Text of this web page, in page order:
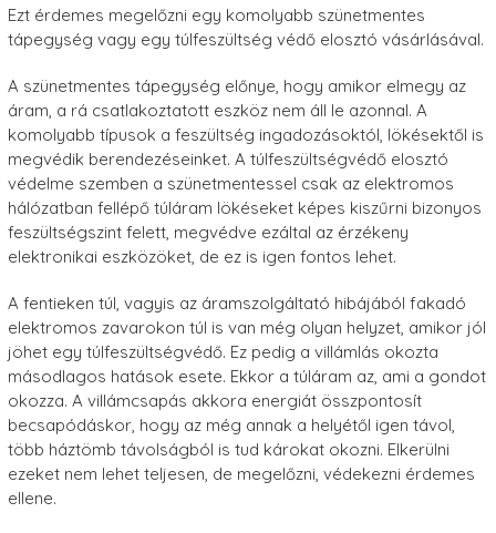
Ezt érdemes megelőzni egy komolyabb szünetmentes
tápegység vagy egy túlfeszültség védő elosztó vásárlásával.
A szünetmentes tápegység előnye, hogy amikor elmegy az
áram, a rá csatlakoztatott eszköz nem áll le azonnal. A
komolyabb típusok a feszültség ingadozásoktól, lökésektől is
megvédik berendezéseinket. A túlfeszültségvédő elosztó
védelme szemben a szünetmentessel csak az elektromos
hálózatban fellépő túláram lökéseket képes kiszűrni bizonyos
feszültségszint felett, megvédve ezáltal az érzékeny
elektronikai eszközöket, de ez is igen fontos lehet.
A fentieken túl, vagyis az áramszolgáltató hibájából fakadó
elektromos zavarokon túl is van még olyan helyzet, amikor jól
jöhet egy túlfeszültségvédő. Ez pedig a villámlás okozta
másodlagos hatások esete. Ekkor a túláram az, ami a gondot
okozza. A villámcsapás akkora energiát összpontosít
becsapódáskor, hogy az még annak a helyétől igen távol,
több háztömb távolságból is tud károkat okozni. Elkerülni
ezeket nem lehet teljesen, de megelőzni, védekezni érdemes
ellene.